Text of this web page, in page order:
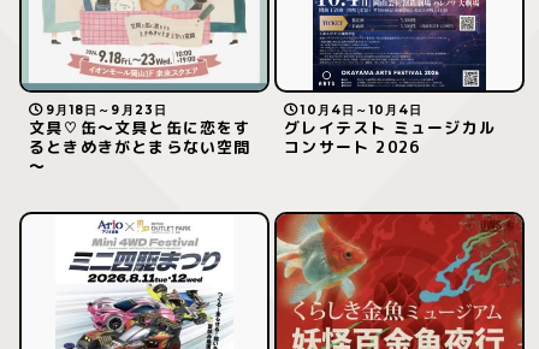
9月18日～9月23日
文具♡缶～文具と缶に恋をす
るときめきがとまらない空間
～
10月4日～10月4日
グレイテスト ミュージカル
コンサート 2026